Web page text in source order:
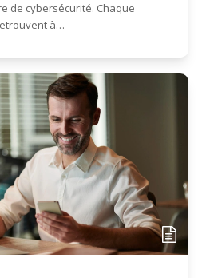
de cybersécurité. Chaque
à…